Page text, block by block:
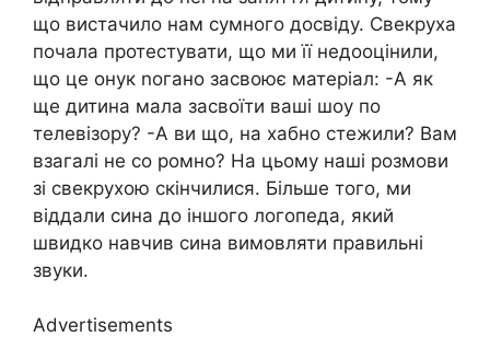
що вистачило нам сумного досвіду. Свекруха
почала протестувати, що ми її недооцінили,
що це онук nогано засвоює матеріал: -А як
ще дитина мала засвоїти ваші шоу по
телевізору? -А ви що, на хабно стежили? Вам
взагалі не со ромно? На цьому наші розмови
зі свекрухою скінчилися. Більше того, ми
віддали сина до іншого логопеда, який
швидко навчив сина вимовляти правильні
звуки.
Advertisements